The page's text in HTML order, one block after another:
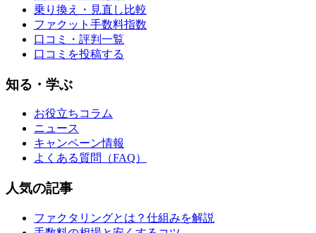
乗り換え・見直し比較
ファクット手数料指数
口コミ・評判一覧
口コミを投稿する
知る・学ぶ
お役立ちコラム
ニュース
キャンペーン情報
よくある質問（FAQ）
人気の記事
ファクタリングとは？仕組みを解説